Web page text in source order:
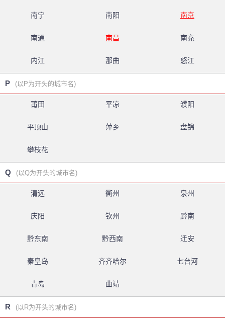
南宁 南阳 南京
南通 南昌 南充
内江 那曲 怒江
P (以P为开头的城市名)
莆田 平凉 濮阳
平顶山 萍乡 盘锦
攀枝花
Q (以Q为开头的城市名)
清远 衢州 泉州
庆阳 钦州 黔南
黔东南 黔西南 迁安
秦皇岛 齐齐哈尔 七台河
青岛 曲靖
R (以R为开头的城市名)